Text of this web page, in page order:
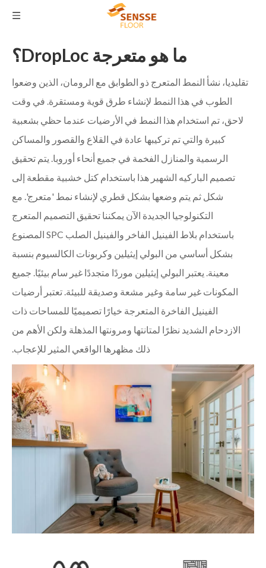
ما هو متعرجة DropLoc؟
تقليديا، نشأ النمط المتعرج ذو الطوابق مع الرومان، الذين وضعوا
الطوب في هذا النمط لإنشاء طرق قوية ومستقرة. في وقت
لاحق، تم استخدام هذا النمط في الأرضيات عندما حظي بشعبية
كبيرة والتي تم تركيبها عادة في القلاع والقصور والمساكن
الرسمية والمنازل الفخمة في جميع أنحاء أوروبا. يتم تحقيق
تصميم الباركيه الشهير هذا باستخدام كتل خشبية مقطعة إلى
شكل ثم يتم وضعها بشكل قطري لإنشاء نمط 'متعرج'. مع
التكنولوجيا الجديدة الآن يمكننا تحقيق التصميم المتعرج
باستخدام بلاط الفينيل الفاخر والفينيل الصلب SPC المصنوع
بشكل أساسي من البولي إيثيلين وكربونات الكالسيوم بنسبة
معينة. يعتبر البولي إيثيلين موردًا متجددًا غير سام بيئيًا. جميع
المكونات غير سامة وغير مشعة وصديقة للبيئة. تعتبر أرضيات
الفينيل الفاخرة المتعرجة خيارًا تصميميًا للمساحات ذات
الازدحام الشديد نظرًا لمتانتها ومرونتها المذهلة ولكن الأهم من
ذلك مظهرها الواقعي المثير للإعجاب.